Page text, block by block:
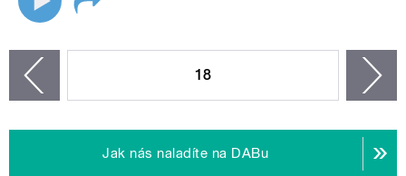
18
Jak nás naladíte na DABu